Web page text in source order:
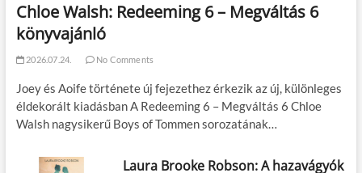
Chloe Walsh: Redeeming 6 – Megváltás 6
könyvajánló
2026.07.24. No Comments
Joey és Aoife története új fejezethez érkezik az új, különleges
éldekorált kiadásban A Redeeming 6 – Megváltás 6 Chloe
Walsh nagysikerű Boys of Tommen sorozatának…
Laura Brooke Robson: A hazavágyók